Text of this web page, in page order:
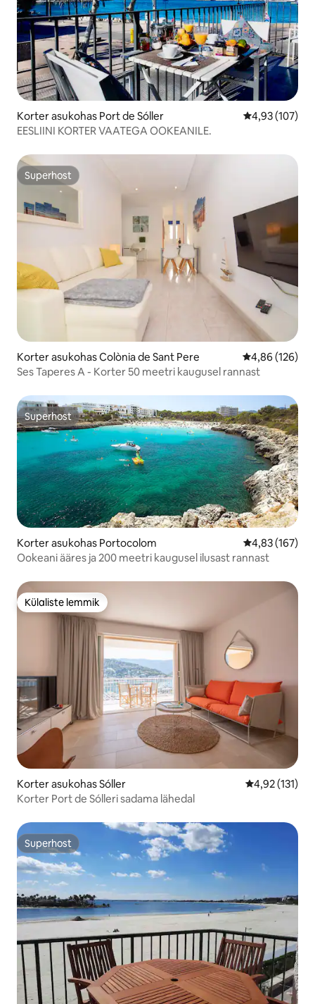
Korter asukohas Port de Sóller Keskmine
4,93 (107)
EESLIINI KORTER VAATEGA OOKEANILE.
Superhost
Superhost
Korter asukohas Colònia de Sant Pere Keskmine
4,86 (126)
Ses Taperes A - Korter 50 meetri kaugusel rannast
Superhost
Superhost
Korter asukohas Portocolom Keskmine
4,83 (167)
Ookeani ääres ja 200 meetri kaugusel ilusast rannast
Külaliste lemmik
Külaliste lemmik
Korter asukohas Sóller Keskmine
4,92 (131)
Korter Port de Sólleri sadama lähedal
Superhost
Superhost